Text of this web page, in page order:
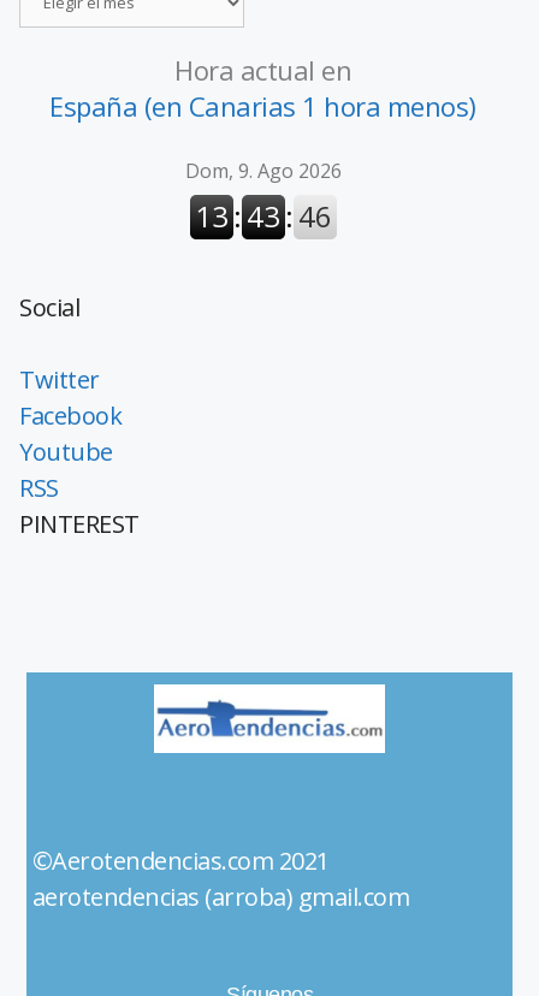
Hora actual en
España (en Canarias 1 hora menos)
Social
Twitter
Facebook
Youtube
RSS
PINTEREST
©Aerotendencias.com 2021
aerotendencias (arroba) gmail.com